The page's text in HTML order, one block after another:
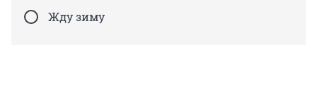
Жду зиму